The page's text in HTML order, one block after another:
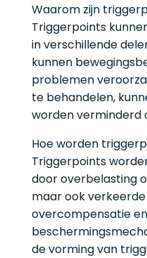
Waarom zijn
Triggerpoints
in verschillende
kunnen
problemen
te behandelen,
worden verminderd
Hoe worden
Triggerpoints
door overbelasting
maar ook
overcompensatie
de vorming van